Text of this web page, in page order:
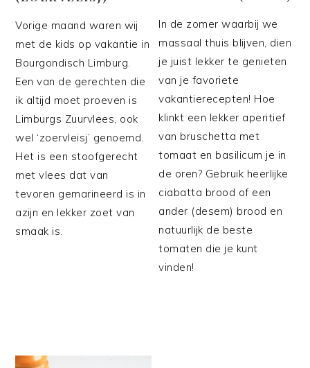
Vorige maand waren wij
met de kids op vakantie in
Bourgondisch Limburg.
Een van de gerechten die
ik altijd moet proeven is
Limburgs Zuurvlees, ook
wel ‘zoervleisj’ genoemd.
Het is een stoofgerecht
met vlees dat van
tevoren gemarineerd is in
azijn en lekker zoet van
smaak is.
In de zomer waarbij we
massaal thuis blijven, dien
je juist lekker te genieten
van je favoriete
vakantierecepten! Hoe
klinkt een lekker aperitief
van bruschetta met
tomaat en basilicum je in
de oren? Gebruik heerlijke
ciabatta brood of een
ander (desem) brood en
natuurlijk de beste
tomaten die je kunt
vinden!